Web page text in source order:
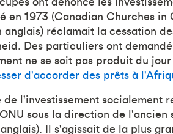
1973 (Canadian Churches in
anglais) réclamait la cessation
Des particuliers ont
ne se soit pas produit du
d'accorder des prêts à
l'investissement socialement
sous la direction de l'ancien
Il s'agissait de la plus